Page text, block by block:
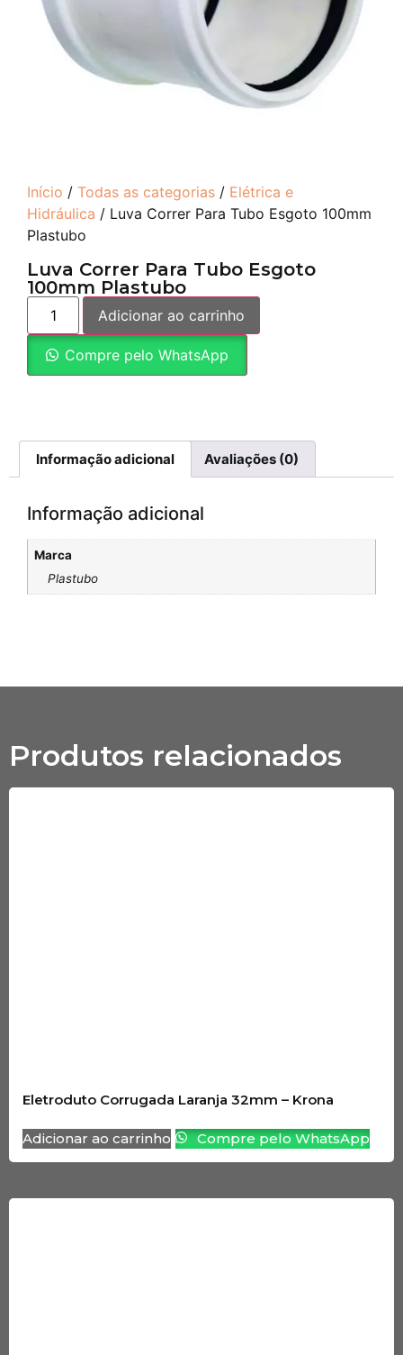
Início / Todas as categorias / Elétrica e
Hidráulica / Luva Correr Para Tubo Esgoto 100mm
Plastubo
Luva Correr Para Tubo Esgoto
100mm Plastubo
Adicionar ao carrinho
Compre pelo WhatsApp
Informação adicional Avaliações (0)
Informação adicional
Marca
Plastubo
Produtos relacionados
Eletroduto Corrugada Laranja 32mm – Krona
Adicionar ao carrinho Compre pelo WhatsApp